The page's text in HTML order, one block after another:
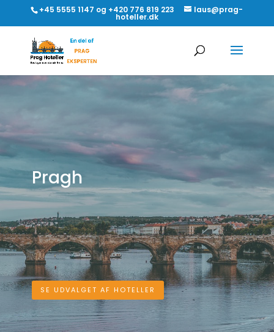
+45 5555 1147 og +420 776 819 223 laus@prag-
hoteller.dk
Pragh
SE UDVALGET AF HOTELLER